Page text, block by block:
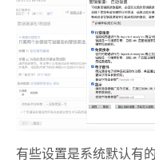
有些设置是系统默认有